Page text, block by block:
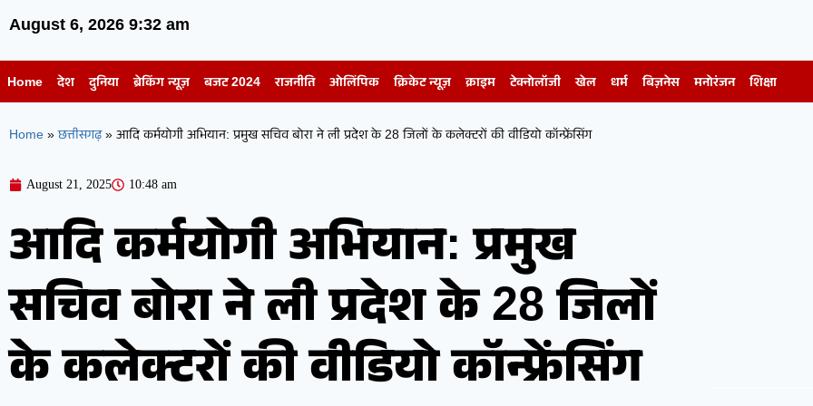
August 6, 2026 9:32 am
Home देश दुनिया ब्रेकिंग न्यूज़ बजट 2024 राजनीति ओलिंपिक क्रिकेट न्यूज़ क्राइम टेक्नोलॉजी खेल धर्म बिज़नेस मनोरंजन शिक्षा
Home » छत्तीसगढ़ » आदि कर्मयोगी अभियान: प्रमुख सचिव बोरा ने ली प्रदेश के 28 जिलों के कलेक्टरों की वीडियो कॉन्फ्रेंसिंग
August 21, 2025 10:48 am
आदि कर्मयोगी अभियान: प्रमुख
सचिव बोरा ने ली प्रदेश के 28 जिलों
के कलेक्टरों की वीडियो कॉन्फ्रेंसिंग